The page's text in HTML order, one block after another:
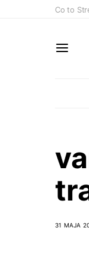
Co to
31 MAJA